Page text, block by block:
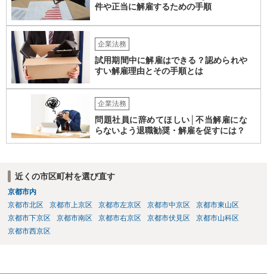
件や正当に解雇するための手順
企業法務
試用期間中に解雇はできる？認められや
すい解雇理由とその手順とは
企業法務
問題社員に辞めてほしい│不当解雇にな
らないよう退職勧奨・解雇を促すには？
近くの市区町村を選び直す
京都市内
京都市北区
京都市上京区 京都市左京区 京都市中京区
京都市東山区
京都市下京区
京都市南区 京都市右京区 京都市伏見区
京都市山科区
京都市西京区